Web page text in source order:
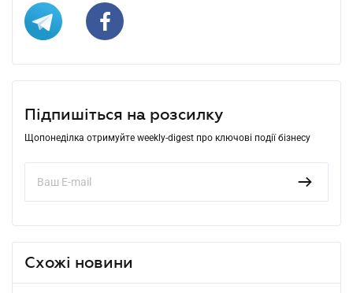
Підпишіться на розсилку
Щопонеділка отримуйте weekly-digest про ключові події бізнесу
Схожі новини